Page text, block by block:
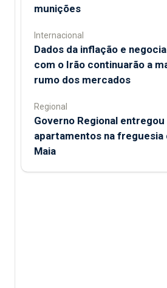
munições
Internacional
Dados da inflação e
com o Irão continuarão a
rumo dos mercados
Regional
Governo Regional entregou
apartamentos na freguesia
Maia